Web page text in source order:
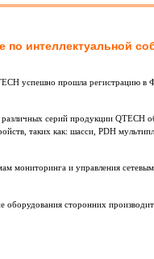
интеллектуальной
успешно прошла регистрацию в
различных серий продукции
таких как: шасси, PDH
мониторинга и управления
сторонних